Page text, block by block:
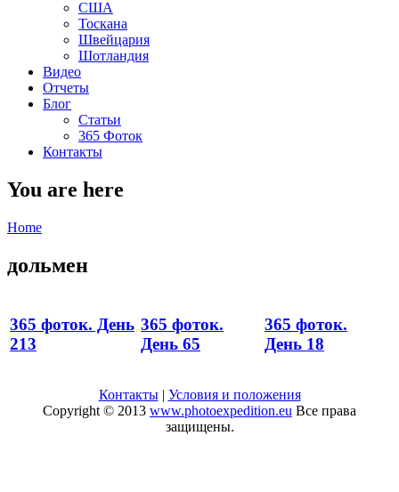
США
Тоскана
Швейцария
Шотландия
Видео
Отчеты
Блог
Статьи
365 Фоток
Контакты
You are here
Home
дольмен
365 фоток. День
213
365 фоток.
День 65
365 фоток.
День 18
Контакты| Условия и положения
Copyright © 2013 www.photoexpedition.eu Все права
защищены.